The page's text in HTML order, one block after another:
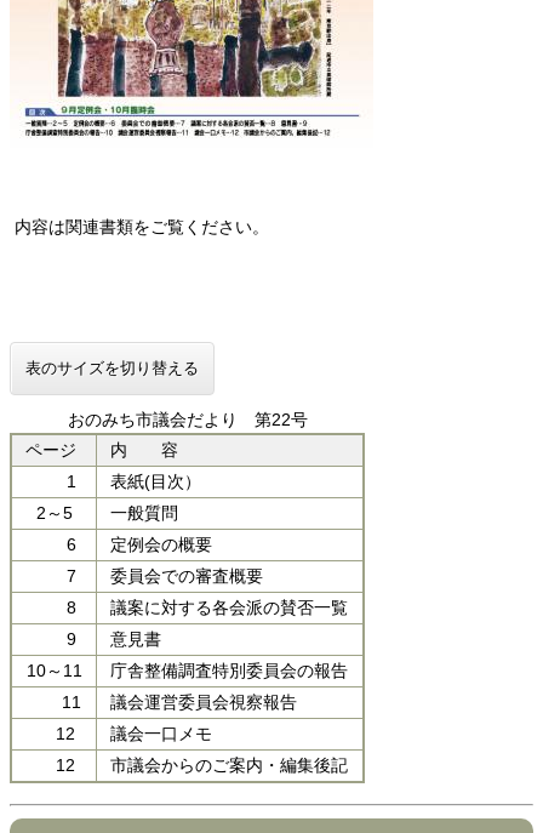
内容は関連書類をご覧ください。
表のサイズを切り替える
ページ 内 容
おのみち市議会だより 第22号
1
表紙(目次）
2～5
一般質問
6
定例会の概要
7
委員会での審査概要
8
議案に対する各会派の賛否一覧
9
意見書
10～11
庁舎整備調査特別委員会の報告
11
議会運営委員会視察報告
12
議会一口メモ
12
市議会からのご案内・編集後記